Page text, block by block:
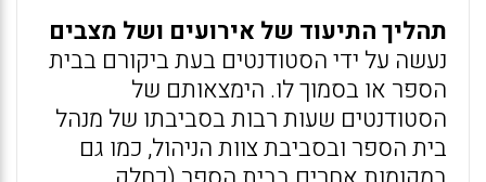
תהליך התיעוד של אירועים ושל מצבים
נעשה על ידי הסטודנטים בעת ביקורם בבית
הספר או בסמוך לו. הימצאותם של
הסטודנטים שעות רבות בסביבתו של מנהל
בית הספר ובסביבת צוות הניהול, כמו גם